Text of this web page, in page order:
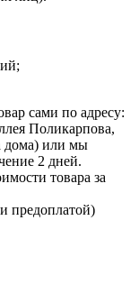
сами по адресу:
Поликарпова,
дома) или мы
2 дней.
товара за
предоплатой)